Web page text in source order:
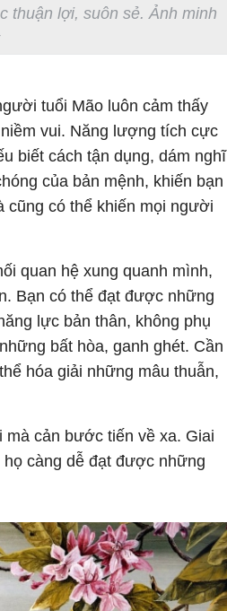
thuận lợi, suôn sẻ. Ảnh minh
tuổi Mão luôn cảm thấy
vui. Năng lượng tích cực
biết cách tận dụng, dám nghĩ
của bản mệnh, khiến bạn
cũng có thể khiến mọi người
quan hệ xung quanh mình,
Bạn có thể đạt được những
lực bản thân, không phụ
bất hòa, ganh ghét. Cần
hóa giải những mâu thuẫn,
cản bước tiến về xa. Giai
càng dễ đạt được những